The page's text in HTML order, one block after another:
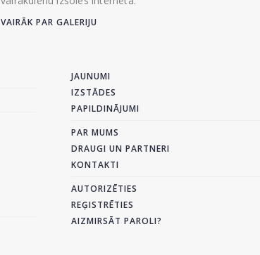
VAIRĀK PAR GALERIJU
JAUNUMI
IZSTĀDES
PAPILDINĀJUMI
PAR MUMS
DRAUGI UN PARTNERI
KONTAKTI
AUTORIZĒTIES
REĢISTRĒTIES
AIZMIRSĀT PAROLI?